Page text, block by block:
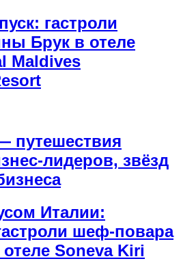
гастроли
Брук в отеле
Maldives
путешествия
лидеров, звёзд
Италии:
шеф-повара
Soneva Kiri